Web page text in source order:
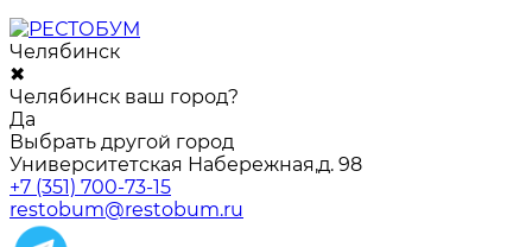
Челябинск
✖
Челябинск ваш город?
Да
Выбрать другой город
Университетская Набережная,д. 98
+7 (351) 700-73-15
restobum@restobum.ru